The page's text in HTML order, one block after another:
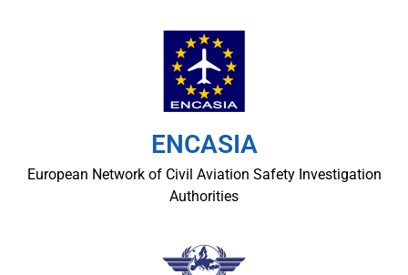
ENCASIA
European Network of Civil Aviation Safety Investigation
Authorities